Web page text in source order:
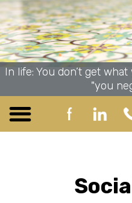
"In life: You don’t get
you